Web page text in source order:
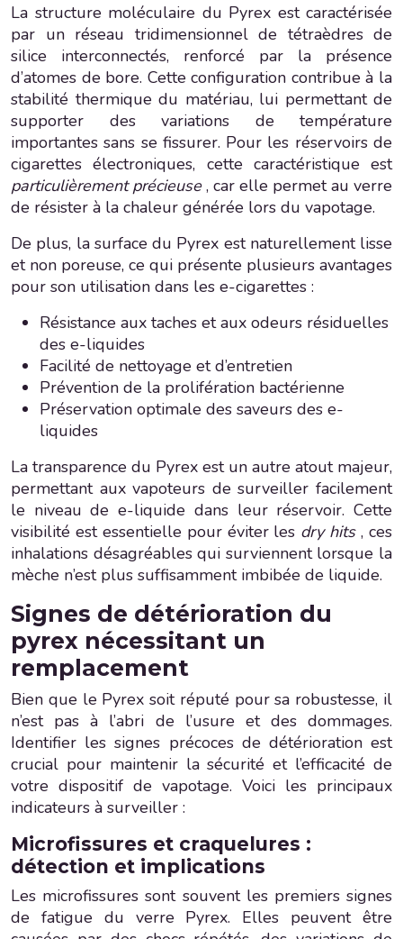
La structure moléculaire du Pyrex est caractérisée
par un réseau tridimensionnel de tétraèdres de
silice interconnectés, renforcé par la présence
d’atomes de bore. Cette configuration contribue à la
stabilité thermique du matériau, lui permettant de
supporter des variations de température
importantes sans se fissurer. Pour les réservoirs de
cigarettes électroniques, cette caractéristique est
particulièrement précieuse, car elle permet au verre
de résister à la chaleur générée lors du vapotage.
De plus, la surface du Pyrex est naturellement lisse
et non poreuse, ce qui présente plusieurs avantages
pour son utilisation dans les e-cigarettes :
Résistance aux taches et aux odeurs résiduelles
des e-liquides
Facilité de nettoyage et d’entretien
Prévention de la prolifération bactérienne
Préservation optimale des saveurs des e-
liquides
La transparence du Pyrex est un autre atout majeur,
permettant aux vapoteurs de surveiller facilement
le niveau de e-liquide dans leur réservoir. Cette
visibilité est essentielle pour éviter les dry hits, ces
inhalations désagréables qui surviennent lorsque la
mèche n’est plus suffisamment imbibée de liquide.
Signes de détérioration du
pyrex nécessitant un
remplacement
Bien que le Pyrex soit réputé pour sa robustesse, il
n’est pas à l’abri de l’usure et des dommages.
Identifier les signes précoces de détérioration est
crucial pour maintenir la sécurité et l’efficacité de
votre dispositif de vapotage. Voici les principaux
indicateurs à surveiller :
Microfissures et craquelures :
détection et implications
Les microfissures sont souvent les premiers signes
de fatigue du verre Pyrex. Elles peuvent être